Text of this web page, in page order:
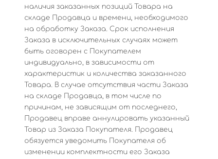
наличия заказанных позиций Товара на
складе Продавца и времени, необходимого
на обработку Заказа. Срок исполнения
Заказа в исключительных случаях может
быть оговорен с Покупателем
индивидуально, в зависимости от
характеристик и количества заказанного
Товара. В случае отсутствия части Заказа
на складе Продавца, в том числе по
причинам, не зависящим от последнего,
Продавец вправе аннулировать указанный
Товар из Заказа Покупателя. Продавец
обязуется уведомить Покупателя об
изменении комплектности его Заказа